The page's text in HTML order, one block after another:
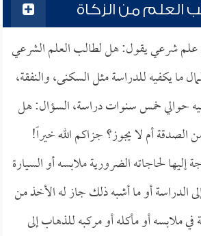
من الزكاة
شرعي يقول: هل لطالب العلم الشرعي
ما يكفيه للدراسة مثل السكنى، والنفقة،
حوالي خمس سنوات دراسة، السؤال: هل
الصدقة أم لا يجوز؟ جزاكم الله خيراً!
إليها لحاجاته الضرورية ملابسه أو السيارة
الدراسة أو ما أشبه ذلك جاز له الأخذ من
في ملابسه أو مأكله أو مركبه للذهاب إلى